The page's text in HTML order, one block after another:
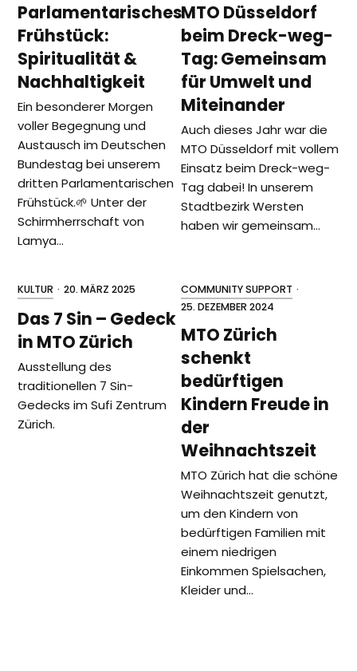
Parlamentarisches
Frühstück:
Spiritualität &
Nachhaltigkeit
Ein besonderer Morgen
voller Begegnung und
Austausch im Deutschen
Bundestag bei unserem
dritten Parlamentarischen
Frühstück.🌱 Unter der
Schirmherrschaft von
Lamya…
MTO Düsseldorf
beim Dreck-weg-
Tag: Gemeinsam
für Umwelt und
Miteinander
Auch dieses Jahr war die
MTO Düsseldorf mit vollem
Einsatz beim Dreck-weg-
Tag dabei! In unserem
Stadtbezirk Wersten
haben wir gemeinsam…
KULTUR · 20. MÄRZ 2025
Das 7 Sin – Gedeck
in MTO Zürich
Ausstellung des
traditionellen 7 Sin-
Gedecks im Sufi Zentrum
Zürich.
COMMUNITY SUPPORT ·
25. DEZEMBER 2024
MTO Zürich
schenkt
bedürftigen
Kindern Freude in
der
Weihnachtszeit
MTO Zürich hat die schöne
Weihnachtszeit genutzt,
um den Kindern von
bedürftigen Familien mit
einem niedrigen
Einkommen Spielsachen,
Kleider und…